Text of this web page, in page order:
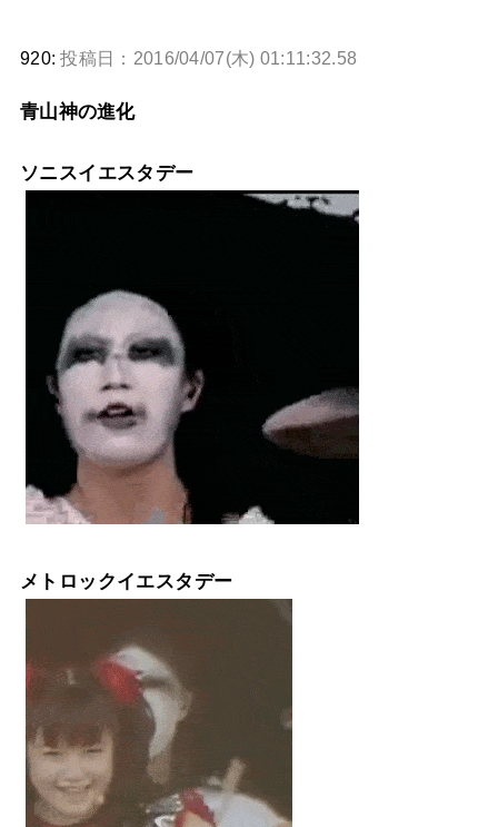
920:投稿日：2016/04/07(木) 01:11:32.58
青山神の進化
ソニスイエスタデー
メトロックイエスタデー